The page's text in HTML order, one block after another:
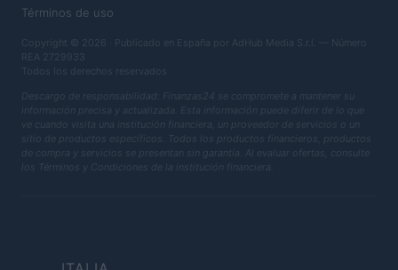
Términos de uso
Copyright © 2026 · Publicado en España por AdHub Media S.r.l. — Número
REA 2729933
Todos los derechos reservados
Descargo de responsabilidad: Finanzas24 se compromete a mantener su
información precisa y actualizada. Esta información puede diferir de lo que
ve cuando visita una institución financiera, un proveedor de servicios o un
sitio de productos específicos. Todos los productos financieros, productos
de compra y servicios se presentan sin garantía. Al evaluar ofertas, consulte
los Términos y Condiciones de la institución financiera.